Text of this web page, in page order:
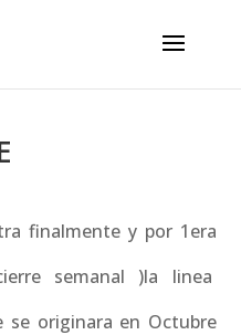
finalmente y por 1era
semanal )la linea
se originara en Octubre